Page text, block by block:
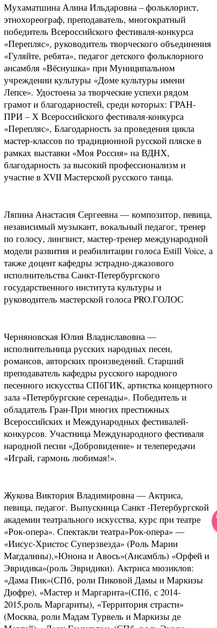
Мухаматшина Алина Ильдаровна – фольклорист,
этнохореограф, преподаватель, многократный
победитель Всероссийского фестиваля-конкурса
«Перепляс», руководитель творческого объединения
«Гуляйте, ребята», педагог детского фольклорного
ансамбля «Вёснушка» при Муниципальном
учреждении культуры «Доме культуры имени
Лепсе». Удостоена за творческие успехи рядом
грамот и благодарностей, среди которых: ГРАН-
ПРИ – Х Всероссийского фестиваля-конкурса
«Перепляс», Благодарность за проведения цикла
мастер-классов по традиционной русской пляске в
рамках выставки «Моя Россия» на ВДНХ,
благодарность за высокий профессионализм и
участие в XVII Мастерской русского танца.
Ляпина Анастасия Сергеевна — композитор, певица,
независимый музыкант, вокальный педагог, тренер
по голосу, лингвист, мастер-тренер международной
модели развития и реабилитации голоса Estill Voice, а
также доцент кафедры эстрадно-джазового
исполнительства Санкт-Петербургского
государственного института культуры и
руководитель мастерской голоса PRO.ГОЛОС
Черняновская Юлия Владиславовна —
исполнительница русских народных песен,
романсов, авторских произведений. Старший
преподаватель кафедры русского народного
песенного искусства СПбГИК, артистка концертного
зала «Петербургские серенады». Победитель и
обладатель Гран-При многих престижных
Всероссийских и Международных фестивалей-
конкурсов. Участница Международного фестиваля
народной песни «Добровидение» и телепередачи
«Играй, гармонь любимая!».
Жукова Виктория Владимировна — Актриса,
певица, педагог. Выпускница Санкт -Петербургской
академии театрального искусства, курс при театре
«Рок-опера». Спектакли театра»Рок-опера» —
«Иисус-Христос Суперзвезда» (Роль Марии
Магдалины),»Юнона и Авось»(Ансамбль) «Орфей и
Эвридика»(роль Эвридики). Актриса мюзиклов:
«Дама Пик»(СПб, роли Пиковой Дамы и Маркизы
Дюфре), «Мастер и Маргарита»(СПб, с 2014-
2015,роль Маргариты), «Территория страсти»
(Москва, роли Мадам Турвель и Маркизы де